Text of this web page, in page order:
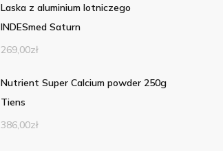
Laska z aluminium lotniczego
INDESmed Saturn
269,00zł
Nutrient Super Calcium powder 250g
Tiens
386,00zł